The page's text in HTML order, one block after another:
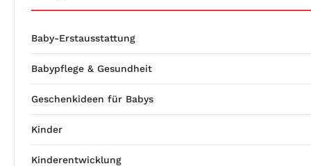
Baby-Erstausstattung
Babypflege & Gesundheit
Geschenkideen für Babys
Kinder
Kinderentwicklung